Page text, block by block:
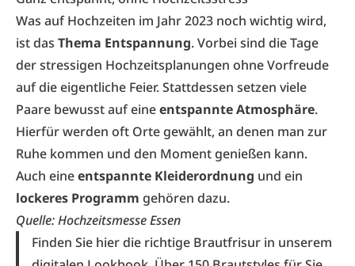
Was auf Hochzeiten im Jahr 2023 noch wichtig wird,
ist das Thema Entspannung. Vorbei sind die Tage
der stressigen Hochzeitsplanungen ohne Vorfreude
auf die eigentliche Feier. Stattdessen setzen viele
Paare bewusst auf eineentspannte Atmosphäre.
Hierfür werden oft Orte gewählt, an denen man zur
Ruhe kommen und den Moment genießen kann.
Auch eineentspannte Kleiderordnung und ein
lockeres Programm gehören dazu.
Quelle: Hochzeitsmesse Essen
Finden Sie hier die richtige Brautfrisur in unserem